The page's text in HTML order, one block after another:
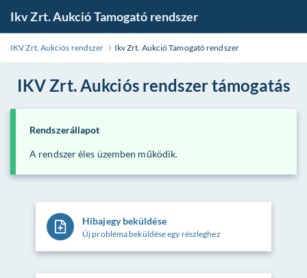
Ikv Zrt. Aukció Tamogató rendszer
IKV Zrt. Aukciós rendszer Ikv Zrt. Aukció Tamogató rendszer
IKV Zrt. Aukciós rendszer támogatás
Rendszerállapot
A rendszer éles üzemben működik.
Hibajegy beküldése
Új probléma beküldése egy részleghez